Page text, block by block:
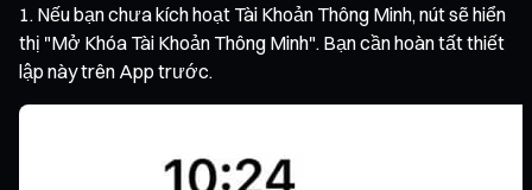
Nếu bạn chưa kích hoạt Tài Khoản Thông Minh, nút sẽ hiển
thị "Mở Khóa Tài Khoản Thông Minh". Bạn cần hoàn tất thiết
lập này trên App trước.